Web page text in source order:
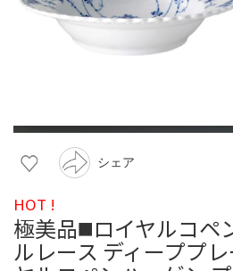
シェア
HOT !
極美品◼️ロイヤルコ
ルレース ディーププ